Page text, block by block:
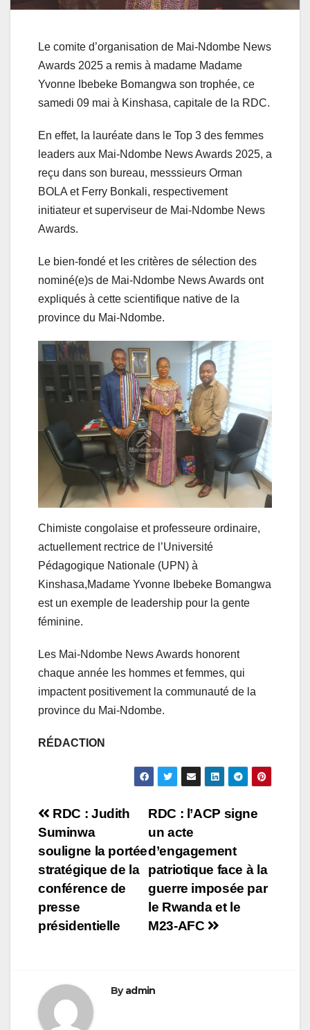
Le comite d’organisation de Mai-Ndombe News
Awards 2025 a remis à madame Madame
Yvonne Ibebeke Bomangwa son trophée, ce
samedi 09 mai à Kinshasa, capitale de la RDC.
En effet, la lauréate dans le Top 3 des femmes
leaders aux Mai-Ndombe News Awards 2025, a
reçu dans son bureau, messsieurs Orman
BOLA et Ferry Bonkali, respectivement
initiateur et superviseur de Mai-Ndombe News
Awards.
Le bien-fondé et les critères de sélection des
nominé(e)s de Mai-Ndombe News Awards ont
expliqués à cette scientifique native de la
province du Mai-Ndombe.
Chimiste congolaise et professeure ordinaire,
actuellement rectrice de l’Université
Pédagogique Nationale (UPN) à
Kinshasa,Madame Yvonne Ibebeke Bomangwa
est un exemple de leadership pour la gente
féminine.
Les Mai-Ndombe News Awards honorent
chaque année les hommes et femmes, qui
impactent positivement la communauté de la
province du Mai-Ndombe.
RÉDACTION
Navigation
de
l’article
RDC : l’ACP signe
un acte
d’engagement
patriotique face à la
guerre imposée par
le Rwanda et le
M23-AFC
RDC : Judith
Suminwa
souligne la portée
stratégique de la
conférence de
presse
présidentielle
Byadmin